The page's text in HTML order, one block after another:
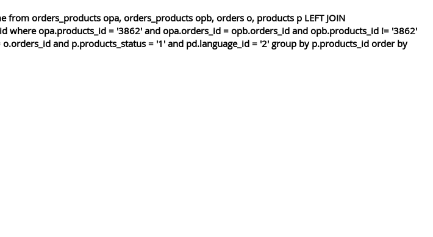
from orders_products opa, orders_products opb, orders o, products p LEFT JOIN
where opa.products_id = '3862' and opa.orders_id = opb.orders_id and opb.products_id != '3862'
and p.products_status = '1' and pd.language_id = '2' group by p.products_id order by